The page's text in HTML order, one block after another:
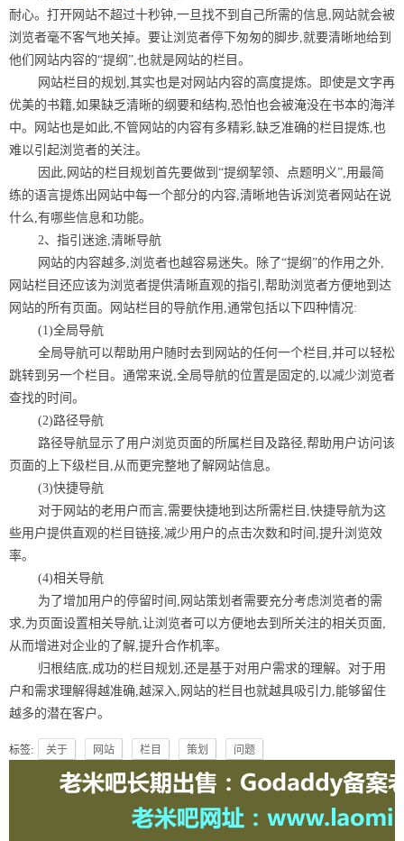
耐心。打开网站不超过十秒钟,一旦找不到自己所需的信息,网站就会被
浏览者毫不客气地关掉。要让浏览者停下匆匆的脚步,就要清晰地给到
他们网站内容的“提纲”,也就是网站的栏目。
网站栏目的规划,其实也是对网站内容的高度提炼。即使是文字再
优美的书籍,如果缺乏清晰的纲要和结构,恐怕也会被淹没在书本的海洋
中。网站也是如此,不管网站的内容有多精彩,缺乏准确的栏目提炼,也
难以引起浏览者的关注。
因此,网站的栏目规划首先要做到“提纲挈领、点题明义”,用最简
练的语言提炼出网站中每一个部分的内容,清晰地告诉浏览者网站在说
什么,有哪些信息和功能。
2、指引迷途,清晰导航
网站的内容越多,浏览者也越容易迷失。除了“提纲”的作用之外,
网站栏目还应该为浏览者提供清晰直观的指引,帮助浏览者方便地到达
网站的所有页面。网站栏目的导航作用,通常包括以下四种情况:
(1)全局导航
全局导航可以帮助用户随时去到网站的任何一个栏目,并可以轻松
跳转到另一个栏目。通常来说,全局导航的位置是固定的,以减少浏览者
查找的时间。
(2)路径导航
路径导航显示了用户浏览页面的所属栏目及路径,帮助用户访问该
页面的上下级栏目,从而更完整地了解网站信息。
(3)快捷导航
对于网站的老用户而言,需要快捷地到达所需栏目,快捷导航为这
些用户提供直观的栏目链接,减少用户的点击次数和时间,提升浏览效
率。
(4)相关导航
为了增加用户的停留时间,网站策划者需要充分考虑浏览者的需
求,为页面设置相关导航,让浏览者可以方便地去到所关注的相关页面,
从而增进对企业的了解,提升合作机率。
归根结底,成功的栏目规划,还是基于对用户需求的理解。对于用
户和需求理解得越准确,越深入,网站的栏目也就越具吸引力,能够留住
越多的潜在客户。
标签: 关于 网站 栏目 策划 问题